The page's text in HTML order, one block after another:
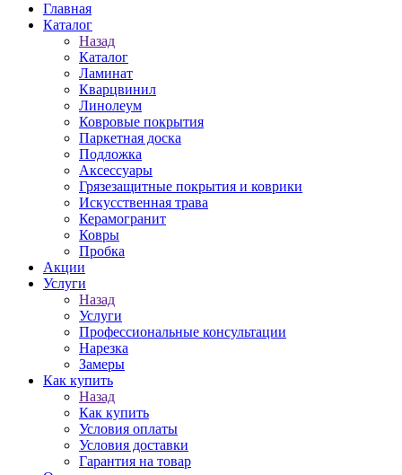
Главная
Каталог
Назад
Каталог
Ламинат
Кварцвинил
Линолеум
Ковровые покрытия
Паркетная доска
Подложка
Аксессуары
Грязезащитные покрытия и коврики
Искусственная трава
Керамогранит
Ковры
Пробка
Акции
Услуги
Назад
Услуги
Профессиональные консультации
Нарезка
Замеры
Как купить
Назад
Как купить
Условия оплаты
Условия доставки
Гарантия на товар